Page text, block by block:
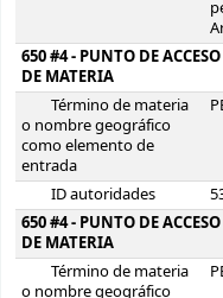
650 #4 - PUNTO DE
DE MATERIA
Término de materia
o nombre geográfico
como elemento de
entrada
ID autoridades
650 #4 - PUNTO DE
DE MATERIA
Término de materia
o nombre geográfico